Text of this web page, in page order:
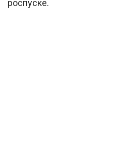
роспуске.